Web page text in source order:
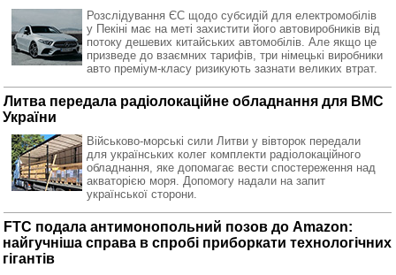
Розслідування ЄС щодо субсидій для електромобілів
у Пекіні має на меті захистити його автовиробників від
потоку дешевих китайських автомобілів. Але якщо це
призведе до взаємних тарифів, три німецькі виробники
авто преміум-класу ризикують зазнати великих втрат.
Литва передала радіолокаційне обладнання для ВМС
України
Військово-морські сили Литви у вівторок передали
для українських колег комплекти радіолокаційного
обладнання, яке допомагає вести спостереження над
акваторією моря. Допомогу надали на запит
української сторони.
FTC подала антимонопольний позов до Amazon:
найгучніша справа в спробі приборкати технологічних
гігантів